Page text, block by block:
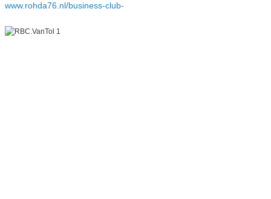
www.rohda76.nl/business-club-